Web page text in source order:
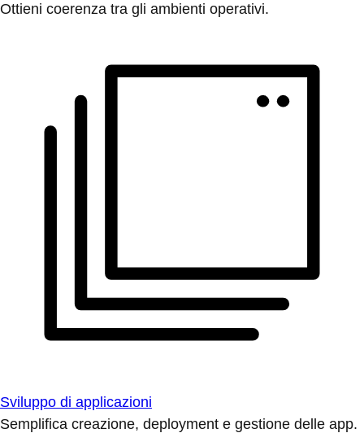
Ottieni coerenza tra gli ambienti operativi.
Sviluppo di applicazioni
Semplifica creazione, deployment e gestione delle app.